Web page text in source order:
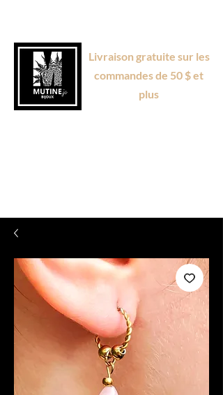
Livraison gratuite sur les
commandes de 50 $ et
plus